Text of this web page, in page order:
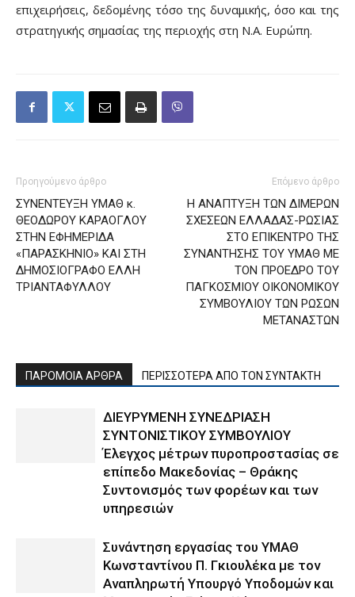
επιχειρήσεις, δεδομένης τόσο της δυναμικής, όσο και της
στρατηγικής σημασίας της περιοχής στη Ν.Α. Ευρώπη.
Προηγούμενο άρθρο
ΣΥΝΕΝΤΕΥΞΗ ΥΜΑΘ κ.
ΘΕΟΔΩΡΟΥ ΚΑΡΑΟΓΛΟΥ
ΣΤΗΝ ΕΦΗΜΕΡΙΔΑ
«ΠΑΡΑΣΚΗΝΙΟ» ΚΑΙ ΣΤΗ
ΔΗΜΟΣΙΟΓΡΑΦΟ ΕΛΛΗ
ΤΡΙΑΝΤΑΦΥΛΛΟΥ
Επόμενο άρθρο
H ΑΝΑΠΤΥΞΗ ΤΩΝ ΔΙΜΕΡΩΝ
ΣΧΕΣΕΩΝ ΕΛΛΑΔΑΣ-ΡΩΣΙΑΣ
ΣΤΟ ΕΠΙΚΕΝΤΡΟ ΤΗΣ
ΣΥΝΑΝΤΗΣΗΣ ΤΟΥ ΥΜΑΘ ΜΕ
ΤΟΝ ΠΡΟΕΔΡΟ ΤΟΥ
ΠΑΓΚΟΣΜΙΟΥ ΟΙΚΟΝΟΜΙΚΟΥ
ΣΥΜΒΟΥΛΙΟΥ ΤΩΝ ΡΩΣΩΝ
ΜΕΤΑΝΑΣΤΩΝ
ΠΑΡΟΜΟΙΑ ΑΡΘΡΑ ΠΕΡΙΣΣΟΤΕΡΑ ΑΠΟ ΤΟΝ ΣΥΝΤΑΚΤΗ
ΔΙΕΥΡΥΜΕΝΗ ΣΥΝΕΔΡΙΑΣΗ
ΣΥΝΤΟΝΙΣΤΙΚΟΥ ΣΥΜΒΟΥΛΙΟΥ
Έλεγχος μέτρων πυροπροστασίας σε
επίπεδο Μακεδονίας – Θράκης
Συντονισμός των φορέων και των
υπηρεσιών
Συνάντηση εργασίας του ΥΜΑΘ
Κωνσταντίνου Π. Γκιουλέκα με τον
Αναπληρωτή Υπουργό Υποδομών και